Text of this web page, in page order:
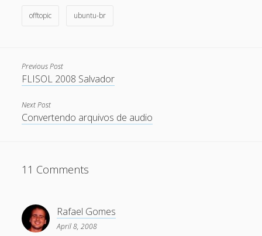
May 2011
February 2011
December 2010
May 2010
offtopic ubuntu-br
Previous Post
FLISOL 2008 Salvador
Next Post
Convertendo arquivos de audio
11 Comments
Rafael Gomes
April 8, 2008